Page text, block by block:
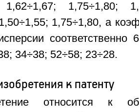
1,62÷1,67; 1,75÷1,80;
1,75÷1,80, а
соответственно
34÷38; 52÷58; 23÷28.
к патенту
относится к